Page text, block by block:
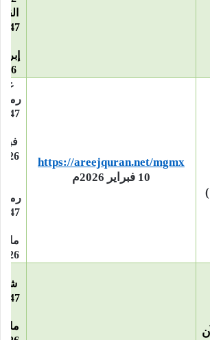
026م
https://areejquran.net/mgmx
10 فبراير 2026م